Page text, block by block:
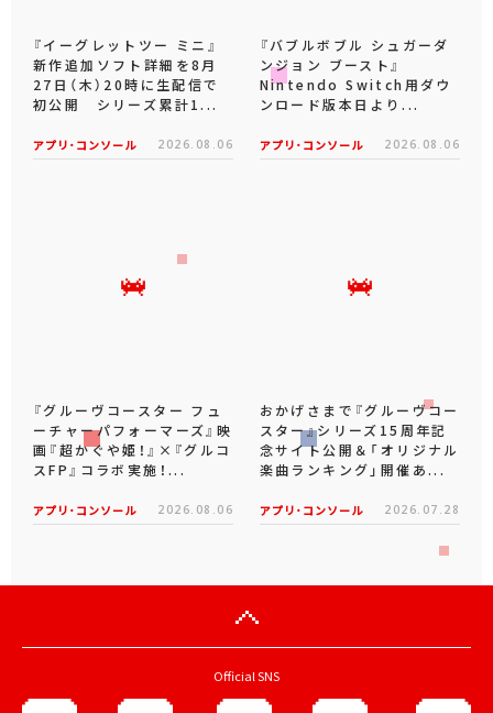
『イーグレットツー ミニ』
新作追加ソフト詳細を8月
27日（木）20時に生配信で
初公開 シリーズ累計1...
アプリ･コンソール 2026.08.06
『バブルボブル シュガーダ
ンジョン ブースト』
Nintendo Switch用ダウ
ンロード版本日より...
アプリ･コンソール 2026.08.06
『グルーヴコースター フュ
ーチャーパフォーマーズ』映
画『超かぐや姫！』×『グルコ
スFP』コラボ実施！...
アプリ･コンソール 2026.08.06
おかげさまで『グルーヴコー
スター』シリーズ15周年記
念サイト公開＆「オリジナル
楽曲ランキング」開催あ...
アプリ･コンソール 2026.07.28
Official SNS